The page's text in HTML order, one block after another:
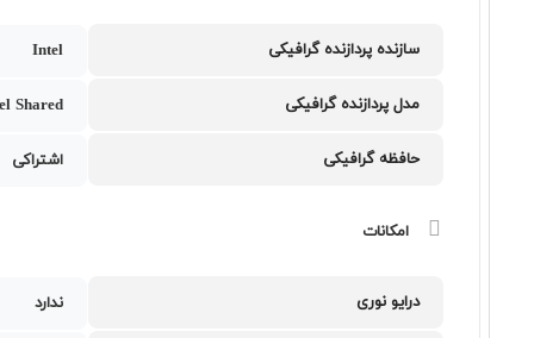
سازنده پردازنده گرافیکی Intel
مدل پردازنده گرافیکی Shared
حافظه گرافیکی اشتراکی
امکانات
درایو نوری ندارد